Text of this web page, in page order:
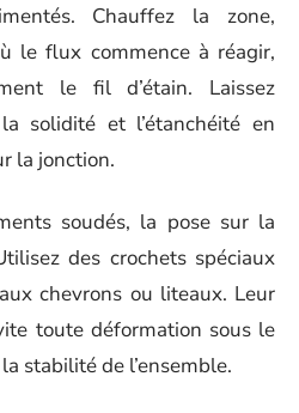
Chauffez la zone,
le flux commence à réagir,
le fil d’étain. Laissez
solidité et l’étanchéité en
la jonction.
soudés, la pose sur la
des crochets spéciaux
chevrons ou liteaux. Leur
toute déformation sous le
stabilité de l’ensemble.